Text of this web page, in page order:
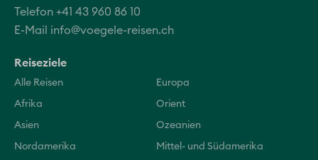
Telefon +41 43 960 86 10
E-Mail info@voegele-reisen.ch
Reiseziele
Alle Reisen Europa
Afrika Orient
Asien Ozeanien
Nordamerika Mittel- und Südamerika